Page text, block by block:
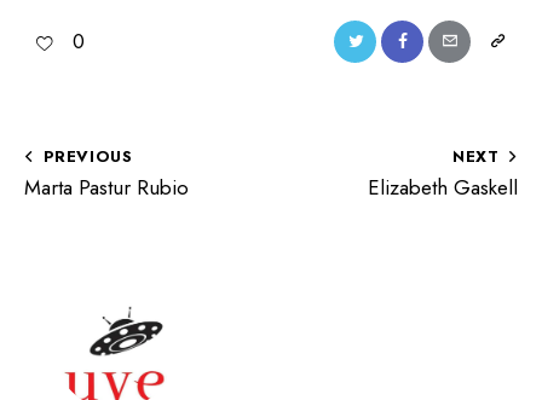
0
PREVIOUS
Marta Pastur Rubio
NEXT
Elizabeth Gaskell